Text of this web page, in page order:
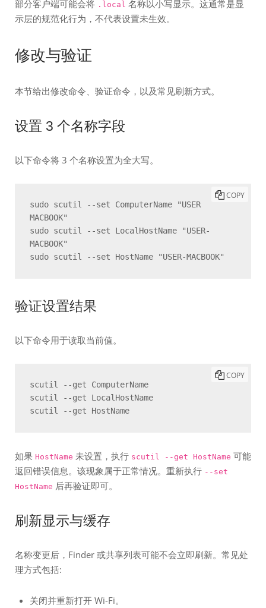
部分客户端可能会将 .local 名称以小写显示。这通常是显
示层的规范化行为，不代表设置未生效。
修改与验证
本节给出修改命令、验证命令，以及常见刷新方式。
设置 3 个名称字段
以下命令将 3 个名称设置为全大写。
sudo scutil --set ComputerName "USER
MACBOOK"
sudo scutil --set LocalHostName "USER-
MACBOOK"
sudo scutil --set HostName "USER-MACBOOK"
COPY
验证设置结果
以下命令用于读取当前值。
scutil --get ComputerName
scutil --get LocalHostName
scutil --get HostName
COPY
如果 HostName 未设置，执行 scutil --get HostName 可能
返回错误信息。该现象属于正常情况。重新执行 --set
HostName 后再验证即可。
刷新显示与缓存
名称变更后，Finder 或共享列表可能不会立即刷新。常见处
理方式包括:
关闭并重新打开 Wi-Fi。